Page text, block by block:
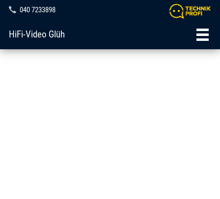
040 7233898
HiFi-Video Glüh